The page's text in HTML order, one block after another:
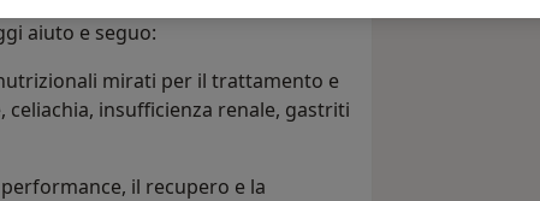
aiuto e seguo:
mirati per il trattamento e
insufficienza renale, gastriti
il recupero e la